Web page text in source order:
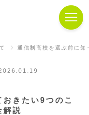
通信制高校を選ぶ前に
きたい9つのこ
解説